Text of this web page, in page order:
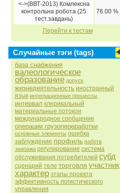
<->(ВВТ-2013) Комлексна
контрольна робота (25
тест.завдань)
76.00 %
Перейти к тестам
Случайные тэги (tags)
база снабжения
валеологическое
образование допуск
жизнедеятельность иностранный
язык интеграционные процессы
интервал клерикальный
материальные потокои
международное сообщение
операции грузопереработки
основные элементы ошибка
заблуждение профиль работа
экипажа регулирование система
обслуживания потребителей субд
сценарий теле торговля участник
характер этапы проекта
эффективность логистического
управления